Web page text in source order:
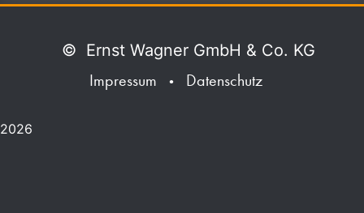
© Ernst Wagner GmbH & Co. KG
Impressum
• Datenschutz
2026